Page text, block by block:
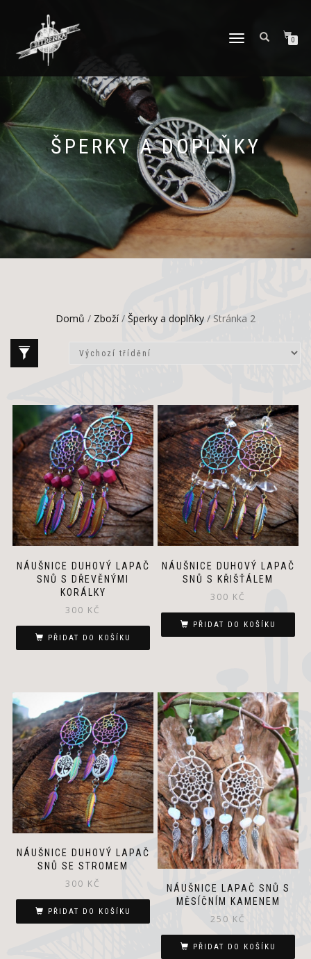
PŘEPNOUT
0
ŠPERKY A DOPLŇKY
Domů / Zboží/ Šperky a doplňky / Stránka 2
NÁUŠNICE DUHOVÝ LAPAČ
SNŮ S DŘEVĚNÝMI
KORÁLKY
300 KČ
PŘIDAT DO KOŠÍKU
NÁUŠNICE DUHOVÝ LAPAČ
SNŮ S KŘIŠŤÁLEM
300 KČ
PŘIDAT DO KOŠÍKU
NÁUŠNICE DUHOVÝ LAPAČ
SNŮ SE STROMEM
300 KČ
PŘIDAT DO KOŠÍKU
NÁUŠNICE LAPAČ SNŮ S
MĚSÍČNÍM KAMENEM
250 KČ
PŘIDAT DO KOŠÍKU